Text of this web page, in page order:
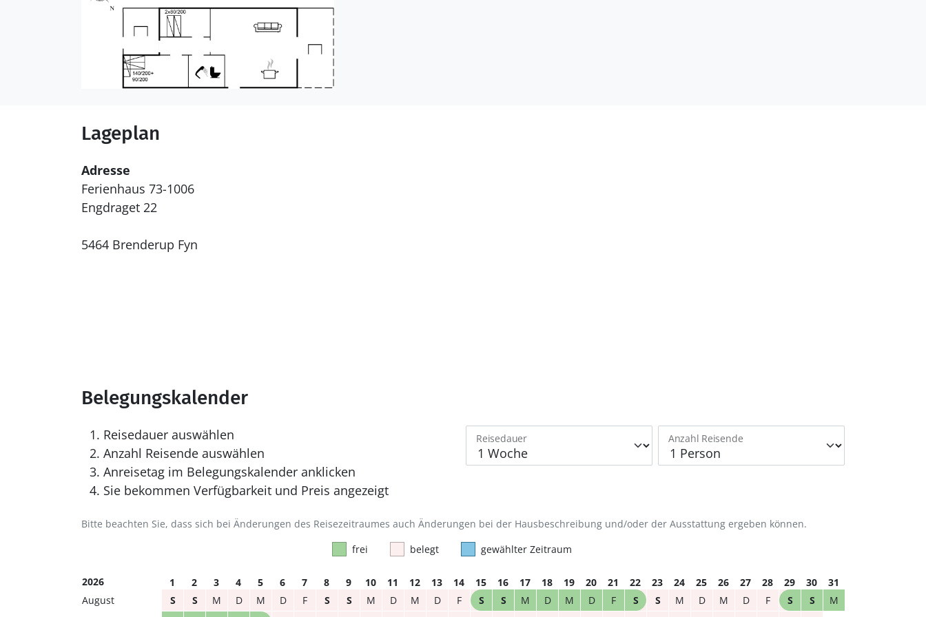
Lageplan
Adresse
Ferienhaus 73-1006
Engdraget 22
5464 Brenderup Fyn
Belegungskalender
Reisedauer auswählen
Anzahl Reisende auswählen
Anreisetag im Belegungskalender anklicken
Sie bekommen Verfügbarkeit und Preis angezeigt
Reisedauer Anzahl Reisende
Bitte beachten Sie, dass sich bei Änderungen des Reisezeitraumes auch Änderungen bei der Hausbeschreibung und/oder der Ausstattung ergeben können.
frei
belegt gewählter Zeitraum
2026 1 2 3 4 5 6 7 8 9 10 11 12 13 14 15 16 17 18 19 20 21 22 23 24 25 26 27 28 29 30
31
August
S S M D M D F S S M D M D F S S M D M D F S S M D M D F S S
M